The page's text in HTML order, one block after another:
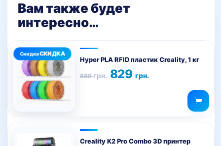
Вам также будет
интересно…
Hyper PLA RFID пластик Creality, 1 кг
889грн.
Первоначальная
цена
829грн.
Текущая
цена:
Этот
товар
имеет
несколько
вариаций.
Creality K2 Pro Combo 3D принтер